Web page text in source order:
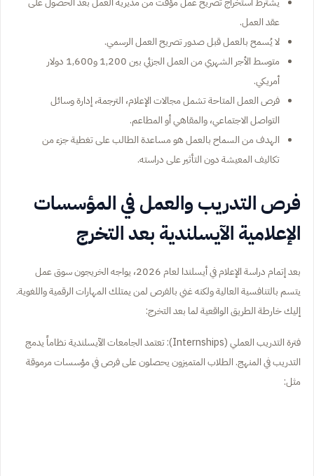
عقد العمل.
لا يُسمح بالعمل قبل صدور تصريح العمل الرسمي.
متوسط الأجر الشهري من العمل الجزئي بين 1,200 و1,600 دولار
أمريكي.
فرص العمل المتاحة تشمل مجالات الإعلام، الترجمة، إدارة وسائل
التواصل الاجتماعي، والمقاهي أو المطاعم.
الهدف من السماح بالعمل هو مساعدة الطالب على تغطية جزء من
تكاليف المعيشة دون التأثير على دراسته.
فرص التدريب والعمل في المؤسسات
الإعلامية الآيسلندية بعد التخرج
بعد إتمام دراسة الإعلام في أيسلندا لعام 2026، يواجه الخريجون سوق عمل
يتسم بالتنافسية العالية ولكنه غني بالفرص لمن يمتلك المهارات الرقمية واللغوية.
إليك خارطة الطريق الواقعية لما بعد التخرج:
فترة التدريب العملي (Internships): تعتمد الجامعات الآيسلندية نظاماً يدمج
التدريب في المنهج. الطلاب المتميزون يحصلون على فرص في مؤسسات مرموقة
مثل: